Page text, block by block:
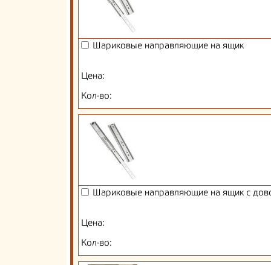
Шариковые направляющие на ящик
Цена:
Кол-во:
Шариковые направляющие на ящик с
Цена:
Кол-во: